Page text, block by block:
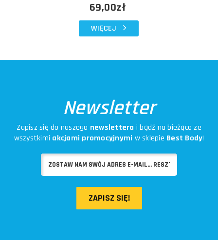
69,00zł
WIĘCEJ
Newsletter
Zapisz się do naszego newslettera i bądź na bieżąco ze
wszystkimi akcjami promocyjnymi w sklepie Best Body!
ZAPISZ SIĘ!